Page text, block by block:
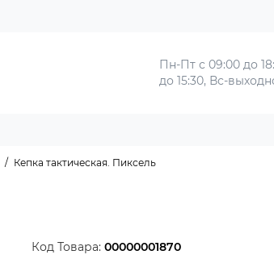
Пн-Пт с 09:00 до
до 15:30, Вс-
Кепка тактическая. Пиксель
Код Товара:00000001870